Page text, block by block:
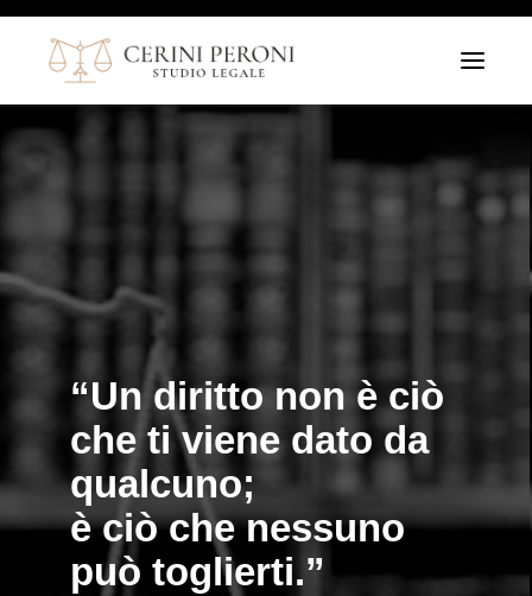
T
g
e
“Un diritto non è ciò
che ti viene dato da
qualcuno;
è ciò che nessuno
può toglierti.”